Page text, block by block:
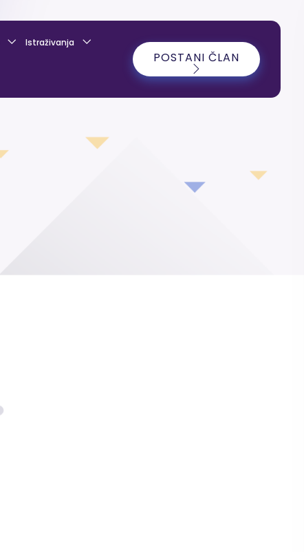
Istraživanja
POSTANI ČLAN